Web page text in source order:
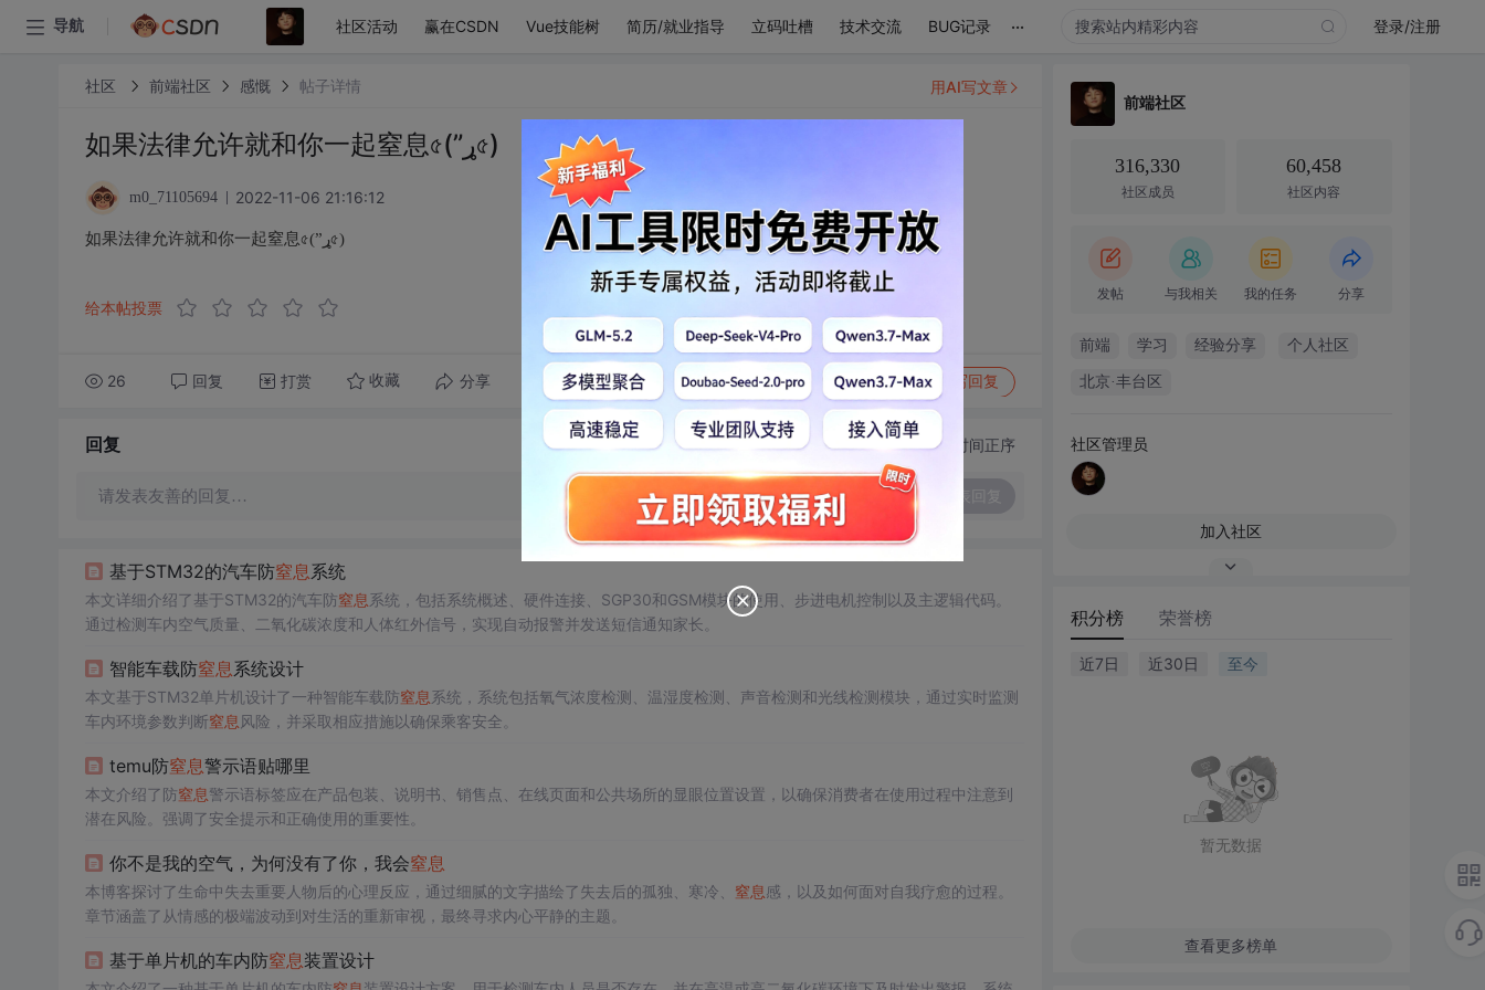
导航 社区活动 赢在CSDN Vue技能树 简历/就业指导 立码吐槽 技术交流 BUG记录 ... 登录/注册
社区 前端社区 感慨 帖子详情
如果法律允许就和你一起窒息৫(”ړ৫)
m0_71105694 2022-11-06 21:16:12
如果法律允许就和你一起窒息৫(”ړ৫)
给本帖投票
26 回复 打赏 收藏 分享 转发到动态 举报 写回复
用AI写文章
回复 切换为时间正序
请发表友善的回复…
基于STM32的汽车防窒息系统
本文详细介绍了基于STM32的汽车防窒息系统，包括系统概述、硬件连接、SGP30和GSM模块的使用、步进电机控制以及主逻辑代码。
通过检测车内空气质量、二氧化碳浓度和人体红外信号，实现自动报警并发送短信通知家长。
智能车载防窒息系统设计
本文基于STM32单片机设计了一种智能车载防窒息系统，系统包括氧气浓度检测、温湿度检测、声音检测和光线检测模块，通过实时监测
车内环境参数判断窒息 风险，并采取相应措施以确保乘客安全。
temu防窒息警示语贴哪里
本文介绍了防窒息警示语标签应在产品包装、说明书、销售点、在线页面和公共场所的显眼位置设置，以确保消费者在使用过程中注意到
潜在风险。强调了安全提示和正确使用的重要性。
你不是我的空气，为何没有了你，我会窒息
本博客探讨了生命中失去重要人物后的心理反应，通过细腻的文字描绘了失去后的孤独、寒冷、 窒息感，以及如何面对自我疗愈的过程。
章节涵盖了从情感的极端波动到对生活的重新审视，最终寻求内心平静的主题。
基于单片机的车内防窒息装置设计
前端社区
316,330
社区成员
60,458
社区内容
发帖 与我相关 我的任务 分享
前端 学习 经验分享 个人社区
北京·丰台区
社区管理员
加入社区
积分榜 荣誉榜
近7日 近30日 至今
暂无数据
查看更多榜单